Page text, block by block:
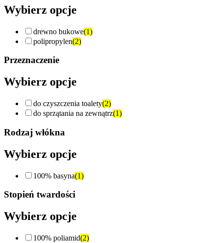
Wybierz opcje
drewno bukowe(1)
polipropylen(2)
Przeznaczenie
Wybierz opcje
do czyszczenia toalety(2)
do sprzątania na zewnątrz(1)
Rodzaj włókna
Wybierz opcje
100% basyna(1)
Stopień twardości
Wybierz opcje
100% poliamid(2)